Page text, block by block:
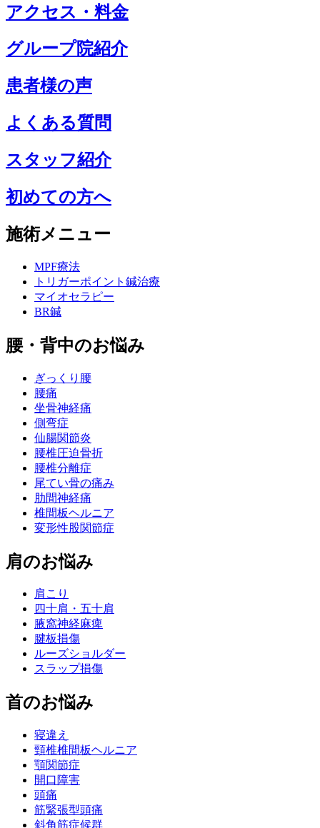
アクセス・料金
グループ院紹介
患者様の声
よくある質問
スタッフ紹介
初めての方へ
施術メニュー
MPF療法
トリガーポイント鍼治療
マイオセラピー
BR鍼
腰・背中のお悩み
ぎっくり腰
腰痛
坐骨神経痛
側弯症
仙腸関節炎
腰椎圧迫骨折
腰椎分離症
尾てい骨の痛み
肋間神経痛
椎間板ヘルニア
変形性股関節症
肩のお悩み
肩こり
四十肩・五十肩
腋窩神経麻痺
腱板損傷
ルーズショルダー
スラップ損傷
首のお悩み
寝違え
頸椎椎間板ヘルニア
顎関節症
開口障害
頭痛
筋緊張型頭痛
斜角筋症候群